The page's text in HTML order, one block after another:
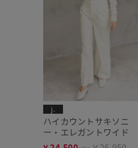
j.
ハイカウントサキソニ
ー・エレガントワイド